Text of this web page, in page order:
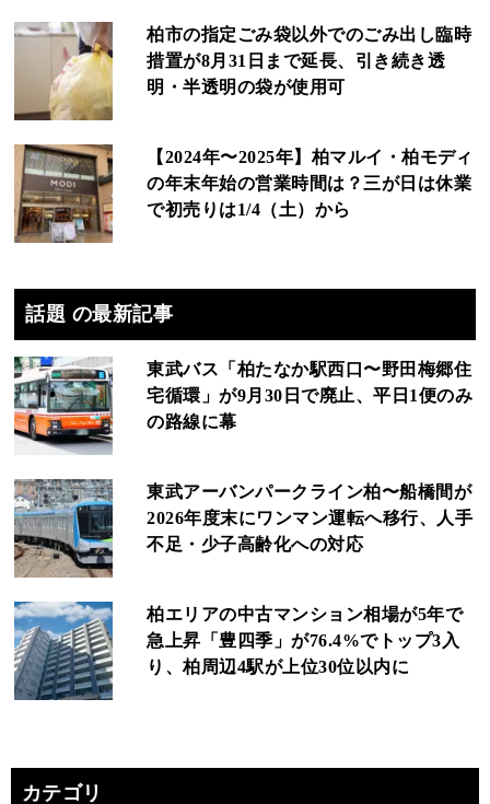
柏市の指定ごみ袋以外でのごみ出し臨時
措置が8月31日まで延長、引き続き透
明・半透明の袋が使用可
【2024年〜2025年】柏マルイ・柏モディ
の年末年始の営業時間は？三が日は休業
で初売りは1/4（土）から
話題 の最新記事
東武バス「柏たなか駅西口〜野田梅郷住
宅循環」が9月30日で廃止、平日1便のみ
の路線に幕
東武アーバンパークライン柏〜船橋間が
2026年度末にワンマン運転へ移行、人手
不足・少子高齢化への対応
柏エリアの中古マンション相場が5年で
急上昇「豊四季」が76.4%でトップ3入
り、柏周辺4駅が上位30位以内に
カテゴリ